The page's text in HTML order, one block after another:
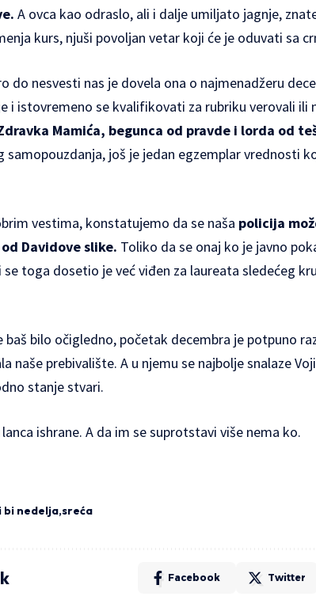
A ovca kao odraslo, ali i dalje umiljato jagnje,
kurs, njuši povoljan vetar koji će je oduvati sa
do nesvesti nas je dovela ona o najmenadžeru
i istovremeno se kvalifikovati za rubriku verovali ili
Mamića, begunca od pravde i lorda od
samopouzdanja, još je jedan egzemplar vrednosti
vestima, konstatujemo da se naša policija
Davidove slike. Toliko da se onaj ko je javno
toga dosetio je već viđen za laureata sledećeg
baš bilo očigledno, početak decembra je potpuno
naše prebivalište. A u njemu se najbolje snalaze
stanje stvari.
ishrane. A da im se suprotstavi više nema ko.
i bi nedelja sreća
Facebook Twitter